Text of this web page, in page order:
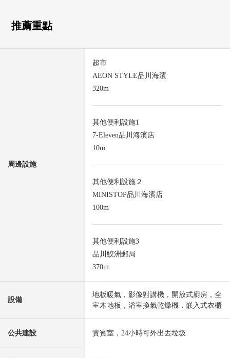
推薦重點
周邊設施
超市
AEON STYLE品川海濱
320m
其他便利設施1
7-Eleven品川海濱店
10m
其他便利設施２
MINISTOP品川海濱店
100m
其他便利設施3
品川鮫洲郵局
370m
設備
地板暖氣，影像對講機，開放式廚房，全
室木地板，浴室換氣乾燥機，嵌入式衣櫃
公共建設 貴賓室，24小時可外出丟垃圾